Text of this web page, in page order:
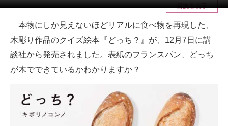
注目記事を集めた総合ページ
ITの今と未来を見通す
スマホと通信の最新トレンド
進化するPCとデバイスの未来
好きが集まる 比べて選べる
ビジネスと働き方のヒント
目次を表示
本物にしか見えないほどリアルに食べ物を再現した、
木彫り作品のクイズ絵本『どっち？』が、12月7日に講
談社から発売されました。表紙のフランスパン、どっち
が木でできているかわかりますか？